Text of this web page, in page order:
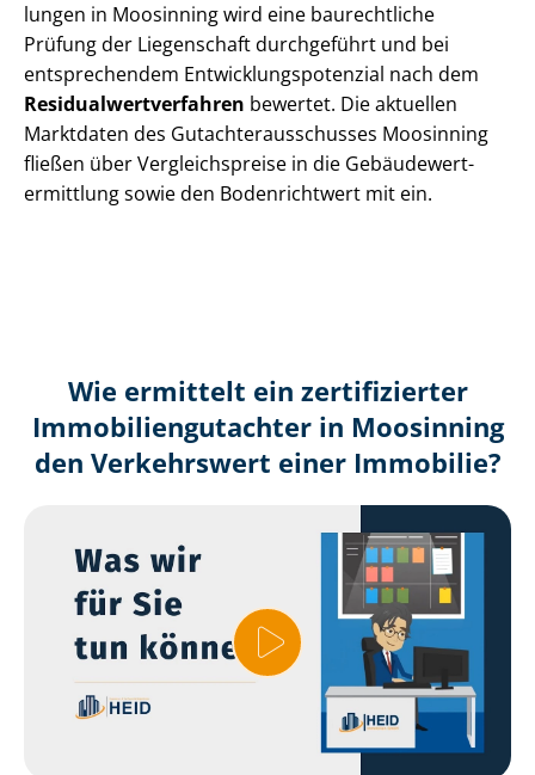
lun­gen in Moosinning wird eine baurechtliche
Prüfung der Liegenschaft durchgeführt und bei
entsprechendem Ent­wick­lungs­po­ten­zi­al nach dem
Re­si­du­al­wert­ver­fah­ren bewertet. Die aktuellen
Marktdaten des Gut­ach­ter­aus­schus­ses Moosinning
fließen über Ver­gleichs­prei­se in die Ge­bäu­de­wert­
ermitt­lung sowie den Bodenrichtwert mit ein.
Wie ermittelt ein zertifizierter
Immobilien­gutachter in Moosinning
den Verkehrswert einer Immobilie?